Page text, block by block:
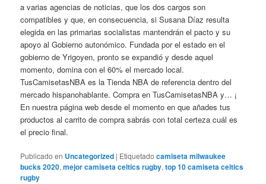
a varias agencias de noticias, que los dos cargos son
compatibles y que, en consecuencia, si Susana Díaz resulta
elegida en las primarias socialistas mantendrán el pacto y su
apoyo al Gobierno autonómico. Fundada por el estado en el
gobierno de Yrigoyen, pronto se expandió y desde aquel
momento, domina con el 60% el mercado local.
TusCamisetasNBA es la Tienda NBA de referencia dentro del
mercado hispanohablante. Compra en TusCamisetasNBA y… ¡
En nuestra página web desde el momento en que añades tus
productos al carrito de compra sabrás con total certeza cuál es
el precio final.
Publicado en Uncategorized | Etiquetado camiseta milwaukee
bucks 2020,mejor camiseta celtics rugby,top 10 camiseta celtics
rugby